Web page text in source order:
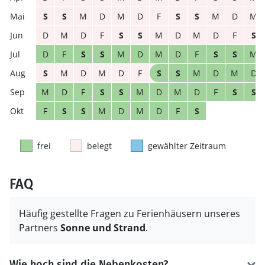
S
S M D M D F S S M D
M
D
M D F S S M D M D F
S
D
F S S M D M D F S S
M
S
M D M D F S S M D M
D
M
D F S S M D M D F S
S
F
S S M D M D F S
frei belegt gewählter Zeitraum
FAQ
Häufig gestellte Fragen zu Ferienhäusern unseres
Partners Sonne und Strand.